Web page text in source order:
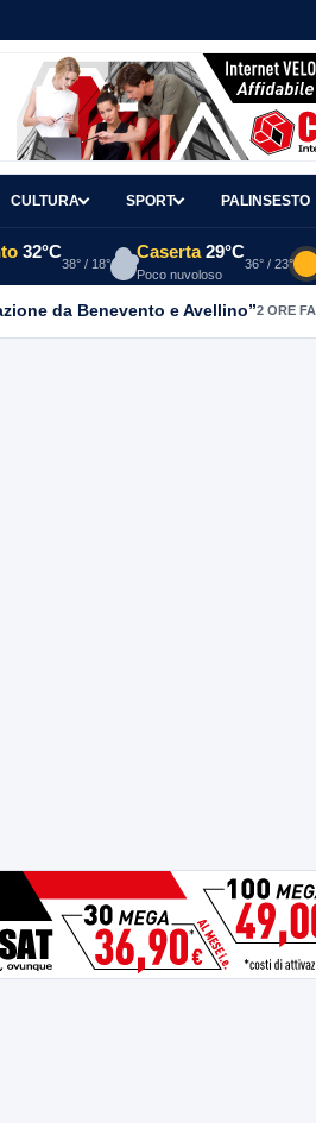
CULTURA SPORT PALINSESTO
32°C
38° / 18°
Caserta 29°C
Poco nuvoloso
36° / 23°
da Benevento e Avellino”2 ORE FA